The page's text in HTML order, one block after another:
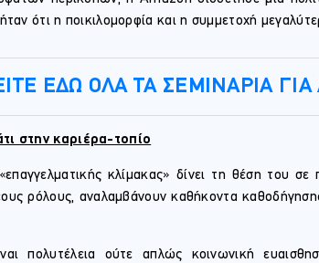
ότι η ποικιλομορφία και η συμμετοχή
ΕΔΩ ΟΛΑ ΤΑ ΣΕΜΙΝΑΡΙΑ
στην καριέρα-τοπίο
κλίμακας» δίνει τη θέση του σε
ρόλους, αναλαμβάνουν καθήκοντα
πολυτέλεια ούτε απλώς κοινωνική